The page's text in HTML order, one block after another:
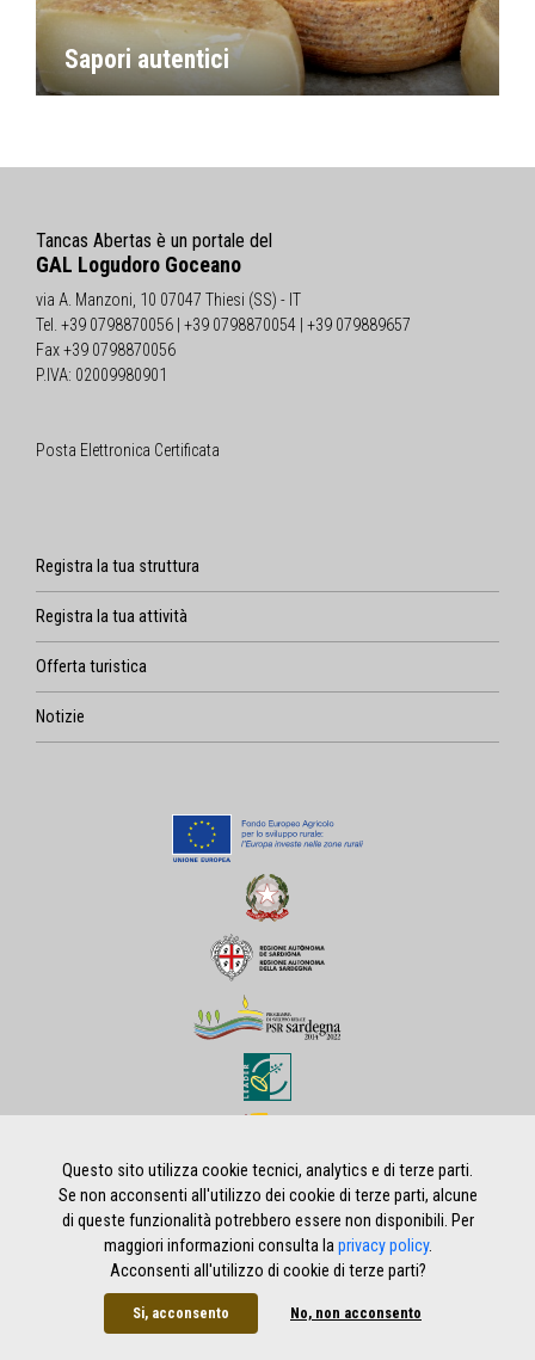
Sapori autentici
Tancas Abertas è un portale del
GAL Logudoro Goceano
via A. Manzoni, 10 07047 Thiesi (SS) - IT
Tel. +39 0798870056 | +39 0798870054 | +39 079889657
Fax +39 0798870056
P.IVA: 02009980901
Posta Elettronica Certificata
Registra la tua struttura
Registra la tua attività
Offerta turistica
Notizie
Privacy policy | Note legali | Credits
Questo sito utilizza cookie tecnici, analytics e di terze parti.
Se non acconsenti all'utilizzo dei cookie di terze parti, alcune
di queste funzionalità potrebbero essere non disponibili. Per
maggiori informazioni consulta la privacy policy.
Acconsenti all'utilizzo di cookie di terze parti?
Si, acconsento No, non acconsento